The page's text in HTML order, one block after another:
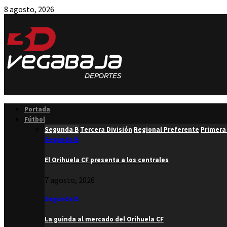
8 agosto, 2026
Portada
Fútbol
Segunda B Tercera División Regional Preferente
Segunda B
El Orihuela CF presenta a los centrales
7 agosto, 2026
Segunda B
La guinda al mercado del Orihuela CF